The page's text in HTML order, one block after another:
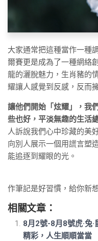
大家通常把這種當作一種
爾賽更是成為了一種網絡
龍的灑脫魅力，生肖豬的
耀讓人感覺到反感，反而
讓他們開始「炫耀」，我
些也好，平淡無趣的生活
人訴說我們心中珍藏的美
向別人展示一個用謊言塑
能追逐到耀眼的光。
作筆記是好習慣，給你新
相關文章：
8月2號-8月8號虎·兔
精彩，人生順順當當